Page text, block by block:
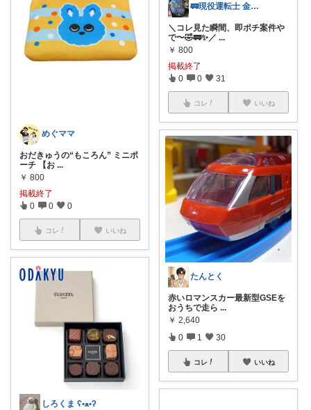
めぐママ
おだきゅうの“もころん” ミニポ
ーチ 【お ...
￥ 800
掲載終了
0 0 0
コレ いいね
しろくま ʕ•ﻌ•ʔ
🚃現役運転士 金魚🐠
＼コレ見た瞬間、即ポチ案件や
で〜🤣🚃✨／ ...
￥ 800
掲載終了
0 0 31
コレ いいね
たんとく
赤いロマンスカー最新型GSEを
おうちで走ら ...
￥ 2,640
0 1 30
コレ いいね